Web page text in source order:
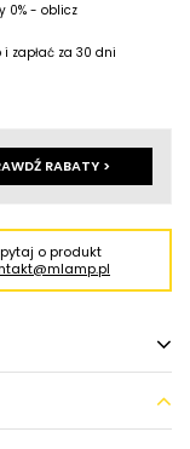
0% - oblicz
i zapłać za 30 dni
RABATY >
o produkt